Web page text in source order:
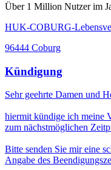
Über 1 Million Nutzer im
HUK-COBURG-
96444 Coburg
Kündigung
Sehr geehrte Damen und
hiermit kündige ich meine
zum nächstmöglichen
Bitte senden Sie mir eine
Angabe des